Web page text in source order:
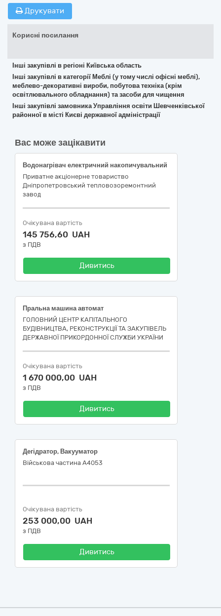
Друкувати
Корисні посилання
Інші закупівлі в регіоні Київська область
Інші закупівлі в категорії Меблі (у тому числі офісні меблі),
меблево-декоративні вироби, побутова техніка (крім
освітлювального обладнання) та засоби для чищення
Інші закупівлі замовника Управління освіти Шевченківської
районної в місті Києві державної адміністрації
Вас може зацікавити
Водонагрівач електричний накопичувальний
Приватне акцiонерне товариство
Днiпропетровський тепловозоремонтний
завод
Очікувана вартість
145 756,60 UAH
з ПДВ
Дивитись
Пральна машина автомат
ГОЛОВНИЙ ЦЕНТР КАПІТАЛЬНОГО
БУДІВНИЦТВА, РЕКОНСТРУКЦІЇ ТА ЗАКУПІВЕЛЬ
ДЕРЖАВНОЇ ПРИКОРДОННОЇ СЛУЖБИ УКРАЇНИ
Очікувана вартість
1 670 000,00 UAH
з ПДВ
Дивитись
Дегідратор, Вакууматор
Військова частина А4053
Очікувана вартість
253 000,00 UAH
з ПДВ
Дивитись